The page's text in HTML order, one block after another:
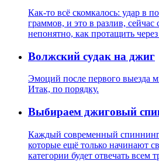
Как-то всё скомкалось: удар в
граммов, и это в разлив,
непонятно, как протащить
Волжский судак на джиг
Эмоций после первого выезда
Итак, по порядку.
Выбираем джиговый
Каждый современный
которые ещё только начинают
категории будет отвечать всем